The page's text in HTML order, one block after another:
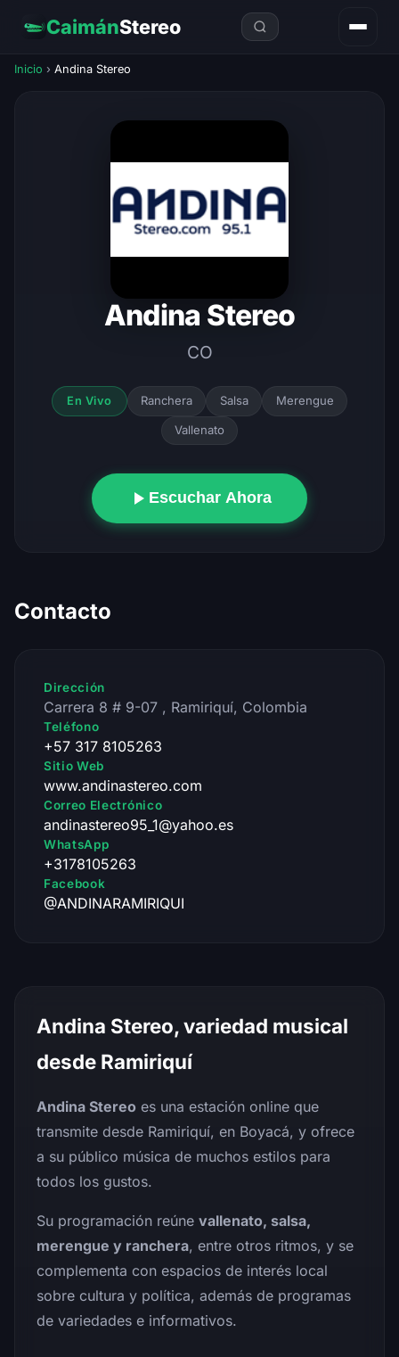
CaimánStereo
Inicio › Andina Stereo
Andina Stereo
CO
En Vivo Ranchera Salsa Merengue
Vallenato
Escuchar Ahora
Contacto
Dirección
Carrera 8 # 9-07 , Ramiriquí, Colombia
Teléfono
+57 317 8105263
Sitio Web
www.andinastereo.com
Correo Electrónico
andinastereo95_1@yahoo.es
WhatsApp
+3178105263
Facebook
@ANDINARAMIRIQUI
Andina Stereo, variedad musical
desde Ramiriquí
Andina Stereo es una estación online que
transmite desde Ramiriquí, en Boyacá, y ofrece
a su público música de muchos estilos para
todos los gustos.
Su programación reúne vallenato, salsa,
merengue y ranchera, entre otros ritmos, y se
complementa con espacios de interés local
sobre cultura y política, además de programas
de variedades e informativos.